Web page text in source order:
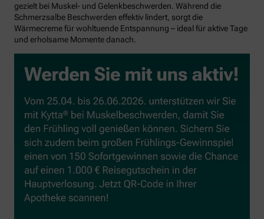
gezielt bei Muskel- und Gelenkbeschwerden. Während die
Schmerzsalbe Beschwerden effektiv lindert, sorgt die
Wärmecreme für wohltuende Entspannung – ideal für aktive Tage
und erholsame Momente danach.